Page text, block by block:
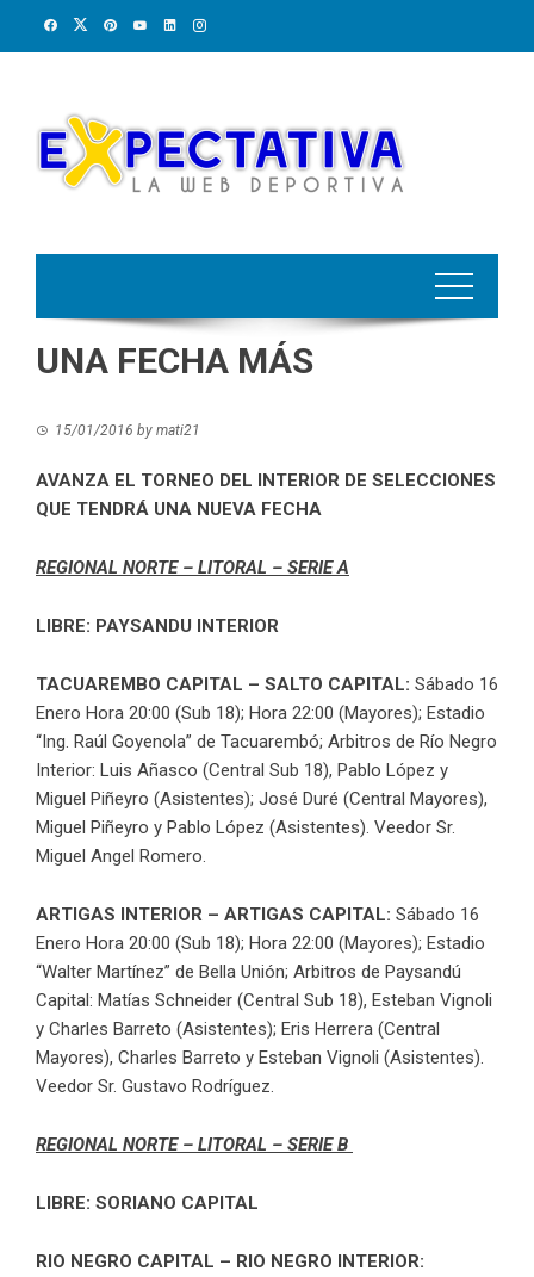
UNA FECHA MÁS
15/01/2016 by mati21
AVANZA EL TORNEO DEL INTERIOR DE SELECCIONES
QUE TENDRÁ UNA NUEVA FECHA
REGIONAL NORTE – LITORAL – SERIE A
LIBRE: PAYSANDU INTERIOR
TACUAREMBO CAPITAL – SALTO CAPITAL: Sábado 16
Enero Hora 20:00 (Sub 18); Hora 22:00 (Mayores); Estadio
“Ing. Raúl Goyenola” de Tacuarembó; Arbitros de Río Negro
Interior: Luis Añasco (Central Sub 18), Pablo López y
Miguel Piñeyro (Asistentes); José Duré (Central Mayores),
Miguel Piñeyro y Pablo López (Asistentes). Veedor Sr.
Miguel Angel Romero.
ARTIGAS INTERIOR – ARTIGAS CAPITAL: Sábado 16
Enero Hora 20:00 (Sub 18); Hora 22:00 (Mayores); Estadio
“Walter Martínez” de Bella Unión; Arbitros de Paysandú
Capital: Matías Schneider (Central Sub 18), Esteban Vignoli
y Charles Barreto (Asistentes); Eris Herrera (Central
Mayores), Charles Barreto y Esteban Vignoli (Asistentes).
Veedor Sr. Gustavo Rodríguez.
REGIONAL NORTE – LITORAL – SERIE B
LIBRE: SORIANO CAPITAL
RIO NEGRO CAPITAL – RIO NEGRO INTERIOR: